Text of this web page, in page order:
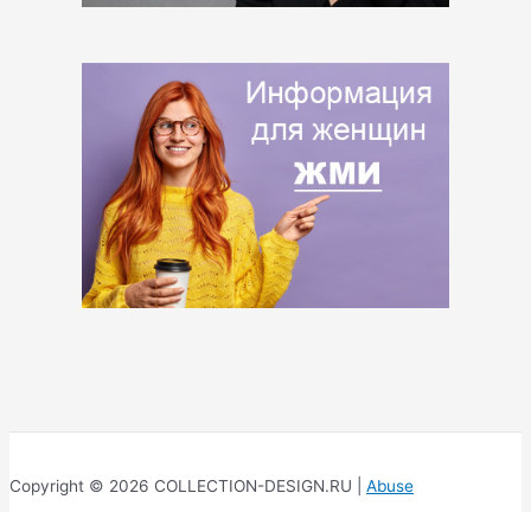
Copyright © 2026 COLLECTION-DESIGN.RU | Abuse